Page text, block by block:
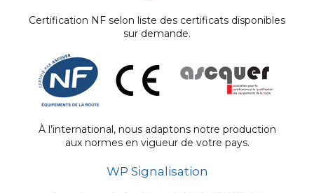
Certification NF selon liste des certificats disponibles
sur demande.
À l’international, nous adaptons notre production
aux normes en vigueur de votre pays.
WP Signalisation